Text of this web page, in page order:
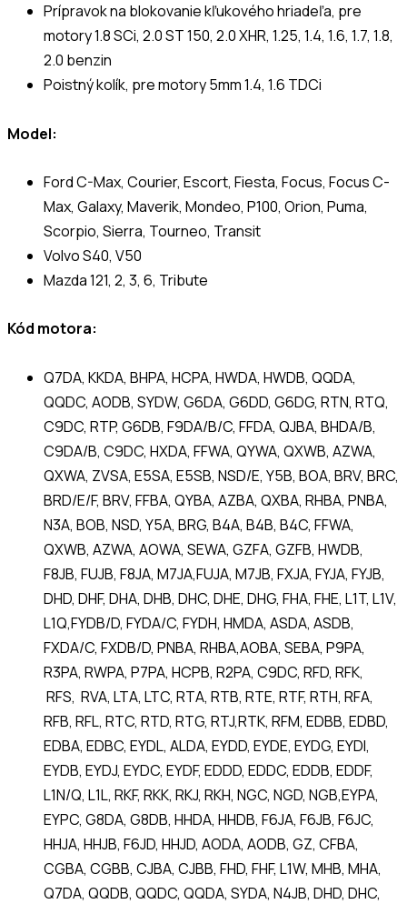
Prípravok na blokovanie kľukového hriadeľa, pre
motory 1.8 SCi, 2.0 ST 150, 2.0 XHR, 1.25, 1.4, 1.6, 1.7, 1.8,
2.0 benzin
Poistný kolík, pre motory 5mm 1.4, 1.6 TDCi
Model:
Ford C-Max, Courier, Escort, Fiesta, Focus, Focus C-
Max, Galaxy, Maverik, Mondeo, P100, Orion, Puma,
Scorpio, Sierra, Tourneo, Transit
Volvo S40, V50
Mazda 121, 2, 3, 6, Tribute
Kód motora:
Q7DA, KKDA, BHPA, HCPA, HWDA, HWDB, QQDA,
QQDC, AODB, SYDW, G6DA, G6DD, G6DG, RTN, RTQ,
C9DC, RTP, G6DB, F9DA/B/C, FFDA, QJBA, BHDA/B,
C9DA/B, C9DC, HXDA, FFWA, QYWA, QXWB, AZWA,
QXWA, ZVSA, E5SA, E5SB, NSD/E, Y5B, BOA, BRV, BRC,
BRD/E/F, BRV, FFBA, QYBA, AZBA, QXBA, RHBA, PNBA,
N3A, BOB, NSD, Y5A, BRG, B4A, B4B, B4C, FFWA,
QXWB, AZWA, AOWA, SEWA, GZFA, GZFB, HWDB,
F8JB, FUJB, F8JA, M7JA,FUJA, M7JB, FXJA, FYJA, FYJB,
DHD, DHF, DHA, DHB, DHC, DHE, DHG, FHA, FHE, L1T, L1V,
L1Q,FYDB/D, FYDA/C, FYDH, HMDA, ASDA, ASDB,
FXDA/C, FXDB/D, PNBA, RHBA,AOBA, SEBA, P9PA,
R3PA, RWPA, P7PA, HCPB, R2PA, C9DC, RFD, RFK,
RFS, RVA, LTA, LTC, RTA, RTB, RTE, RTF, RTH, RFA,
RFB, RFL, RTC, RTD, RTG, RTJ,RTK, RFM, EDBB, EDBD,
EDBA, EDBC, EYDL, ALDA, EYDD, EYDE, EYDG, EYDI,
EYDB, EYDJ, EYDC, EYDF, EDDD, EDDC, EDDB, EDDF,
L1N/Q, L1L, RKF, RKK, RKJ, RKH, NGC, NGD, NGB,EYPA,
EYPC, G8DA, G8DB, HHDA, HHDB, F6JA, F6JB, F6JC,
HHJA, HHJB, F6JD, HHJD, AODA, AODB, GZ, CFBA,
CGBA, CGBB, CJBA, CJBB, FHD, FHF, L1W, MHB, MHA,
Q7DA, QQDB, QQDC, QQDA, SYDA, N4JB, DHD, DHC,